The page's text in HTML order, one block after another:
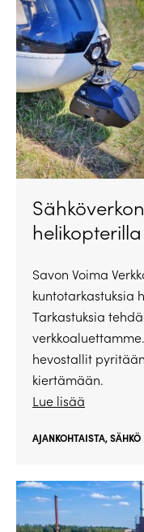
Savon Voima
kuntotarkastuksia
Tarkastuksia
hevostallit
kiertämään.
Lue lisää
AJANKOHTAISTA,SÄHKÖ